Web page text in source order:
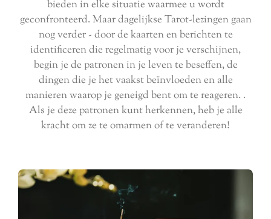
bieden in elke situatie waarmee u wordt
geconfronteerd. Maar dagelijkse Tarot-lezingen gaan
nog verder - door de kaarten en berichten te
identificeren die regelmatig voor je verschijnen,
begin je de patronen in je leven te beseffen, de
dingen die je het vaakst beïnvloeden en alle
manieren waarop je geneigd bent om te reageren. .
Als je deze patronen kunt herkennen, heb je alle
kracht om ze te omarmen of te veranderen!